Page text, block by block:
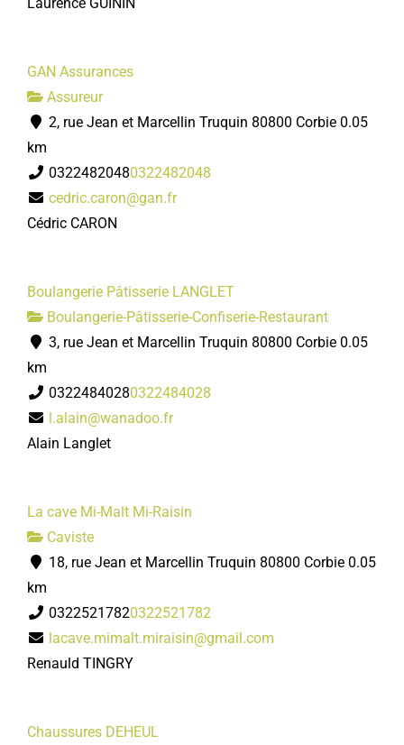
GAN Assurances
Assureur
2, rue Jean et Marcellin Truquin 80800 Corbie 0.05
km
03224820480322482048
cedric.caron@gan.fr
Cédric CARON
Boulangerie Pâtisserie LANGLET
Boulangerie-Pâtisserie-Confiserie-Restaurant
3, rue Jean et Marcellin Truquin 80800 Corbie 0.05
km
03224840280322484028
l.alain@wanadoo.fr
Alain Langlet
La cave Mi-Malt Mi-Raisin
Caviste
18, rue Jean et Marcellin Truquin 80800 Corbie 0.05
km
03225217820322521782
lacave.mimalt.miraisin@gmail.com
Renauld TINGRY
Chaussures DEHEUL